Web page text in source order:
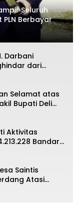
Seluruh
Berbayar
Darbani
dari
Selamat atas
Bupati Deli
Aktivitas
Bandar
Saintis
Atasi